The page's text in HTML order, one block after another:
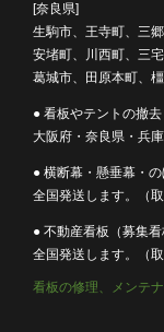
[奈良県]
生駒市、王寺町、三
安堵町、川西町、三
葛城市、田原本町、
● 看板やテントの撤去
大阪府・奈良県・兵
● 横断幕・懸垂幕・
全国発送します。（
● 不動産看板（募集看
全国発送します。（
看板の修理、メンテ